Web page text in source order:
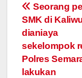
Post
Seorang
SMK di
dianiaya
sekelompok
Polres
lakukan